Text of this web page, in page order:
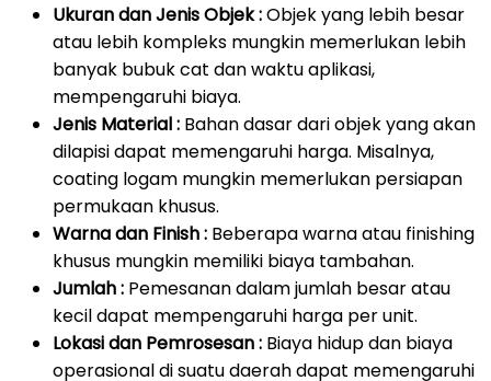
Ukuran dan Jenis Objek :Objek yang lebih besar
atau lebih kompleks mungkin memerlukan lebih
banyak bubuk cat dan waktu aplikasi,
mempengaruhi biaya.
Jenis Material : Bahan dasar dari objek yang akan
dilapisi dapat memengaruhi harga. Misalnya,
coating logam mungkin memerlukan persiapan
permukaan khusus.
Warna dan Finish : Beberapa warna atau finishing
khusus mungkin memiliki biaya tambahan.
Jumlah : Pemesanan dalam jumlah besar atau
kecil dapat mempengaruhi harga per unit.
Lokasi dan Pemrosesan : Biaya hidup dan biaya
operasional di suatu daerah dapat memengaruhi